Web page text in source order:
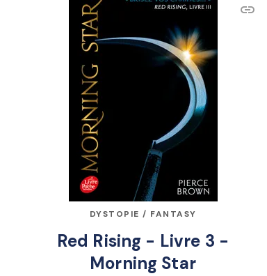
DYSTOPIE / FANTASY
Red Rising - Livre 3 -
Morning Star
link